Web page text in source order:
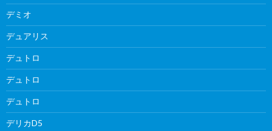
デミオ
デュアリス
デュトロ
デュトロ
デュトロ
デリカD5